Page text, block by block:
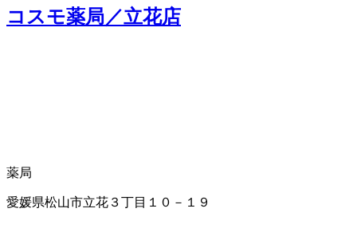
コスモ薬局／立花店
薬局
愛媛県松山市立花３丁目１０－１９